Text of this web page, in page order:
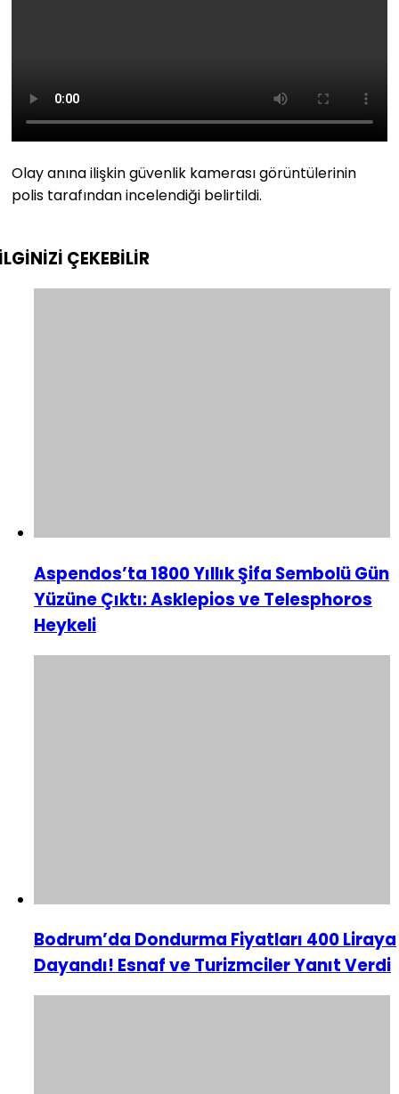
Olay anına ilişkin güvenlik kamerası görüntülerinin
polis tarafından incelendiği belirtildi.
ÇEKEBİLİR
Aspendos’ta 1800 Yıllık Şifa Sembolü Gün
Yüzüne Çıktı: Asklepios ve Telesphoros
Heykeli
Bodrum’da Dondurma Fiyatları 400 Liraya
Dayandı! Esnaf ve Turizmciler Yanıt Verdi